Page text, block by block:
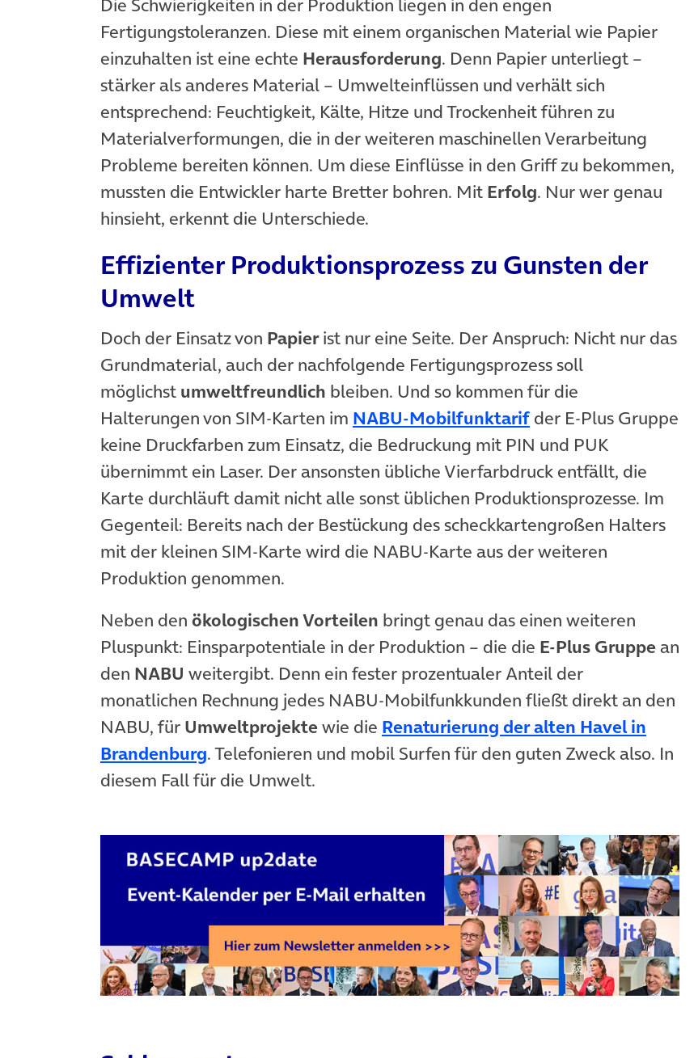
Die Schwierigkeiten in der Produktion liegen in den engen
Fertigungstoleranzen. Diese mit einem organischen Material wie Papier
einzuhalten ist eine echte Herausforderung. Denn Papier unterliegt –
stärker als anderes Material – Umwelteinflüssen und verhält sich
entsprechend: Feuchtigkeit, Kälte, Hitze und Trockenheit führen zu
Materialverformungen, die in der weiteren maschinellen Verarbeitung
Probleme bereiten können. Um diese Einflüsse in den Griff zu bekommen,
mussten die Entwickler harte Bretter bohren. Mit Erfolg. Nur wer genau
hinsieht, erkennt die Unterschiede.
Effizienter Produktionsprozess zu Gunsten der
Umwelt
Doch der Einsatz von Papierist nur eine Seite. Der Anspruch: Nicht nur das
Grundmaterial, auch der nachfolgende Fertigungsprozess soll
möglichst umweltfreundlich bleiben. Und so kommen für die
Halterungen von SIM-Karten im NABU-Mobilfunktarif(öffnet in neuem Tab)
der E-Plus Gruppe
keine Druckfarben zum Einsatz, die Bedruckung mit PIN und PUK
übernimmt ein Laser. Der ansonsten übliche Vierfarbdruck entfällt, die
Karte durchläuft damit nicht alle sonst üblichen Produktionsprozesse. Im
Gegenteil: Bereits nach der Bestückung des scheckkartengroßen Halters
mit der kleinen SIM-Karte wird die NABU-Karte aus der weiteren
Produktion genommen.
Neben den ökologischen Vorteilen bringt genau das einen weiteren
Pluspunkt: Einsparpotentiale in der Produktion – die die E-Plus Gruppean
den NABU weitergibt. Denn ein fester prozentualer Anteil der
monatlichen Rechnung jedes NABU-Mobilfunkkunden fließt direkt an den
NABU, für Umweltprojektewie die Renaturierung der alten Havel in
Brandenburg(öffnet in neuem Tab)
. Telefonieren und mobil Surfen für den guten Zweck also. In
diesem Fall für die Umwelt.